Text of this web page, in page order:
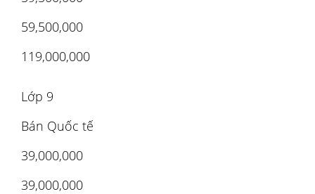
59,500,000
119,000,000
Lớp 9
Bán Quốc tế
39,000,000
39,000,000